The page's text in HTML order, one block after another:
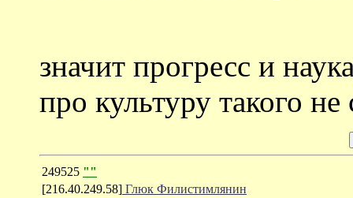
значит прогресс и
про культуру такого
249525 ""
[216.40.249.58] Глюк Филистимлянин